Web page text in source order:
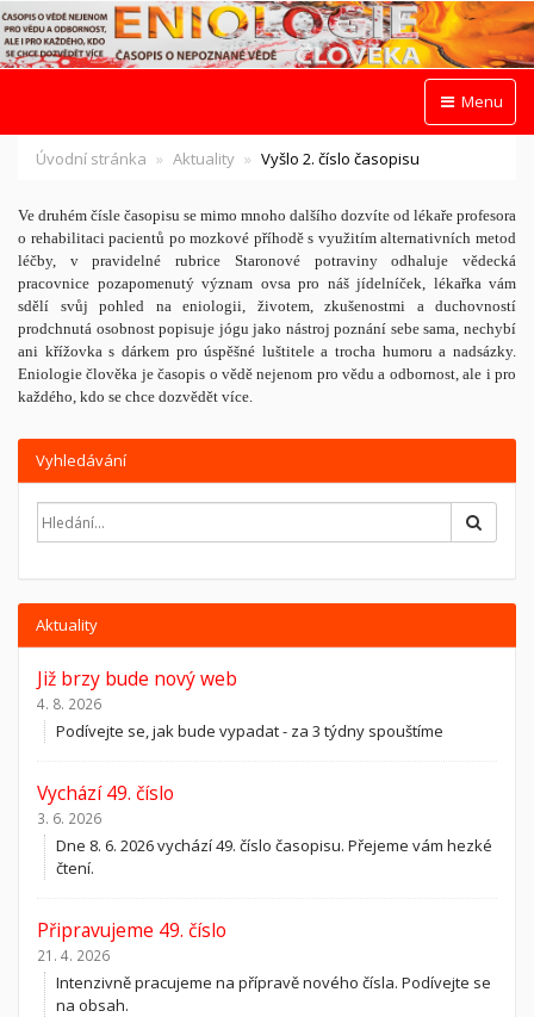
Menu
Úvodní stránka Aktuality Vyšlo 2. číslo časopisu
Ve druhém čísle časopisu se mimo mnoho dalšího dozvíte od lékaře profesora
o rehabilitaci pacientů po mozkové příhodě s využitím alternativních metod
léčby, v pravidelné rubrice Staronové potraviny odhaluje vědecká
pracovnice pozapomenutý význam ovsa pro náš jídelníček, lékařka vám
sdělí svůj pohled na eniologii, životem, zkušenostmi a duchovností
prodchnutá osobnost popisuje jógu jako nástroj poznání sebe sama, nechybí
ani křížovka s dárkem pro úspěšné luštitele a trocha humoru a nadsázky.
Eniologie člověka je časopis o vědě nejenom pro vědu a odbornost, ale i pro
každého, kdo se chce dozvědět více.
Vyhledávání
Aktuality
Již brzy bude nový web
4. 8. 2026
Podívejte se, jak bude vypadat - za 3 týdny spouštíme
Vychází 49. číslo
3. 6. 2026
Dne 8. 6. 2026 vychází 49. číslo časopisu. Přejeme vám hezké
čtení.
Připravujeme 49. číslo
21. 4. 2026
Intenzivně pracujeme na přípravě nového čísla. Podívejte se
na obsah.